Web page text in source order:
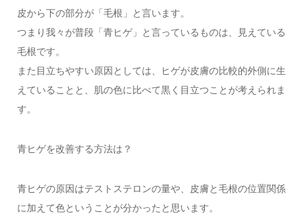
皮から下の部分が「毛根」と言います。
つまり我々が普段「青ヒゲ」と言っているものは、見えている
毛根です。
また目立ちやすい原因としては、ヒゲが皮膚の比較的外側に生
えていることと、肌の色に比べて黒く目立つことが考えられま
す。
青ヒゲを改善する方法は？
青ヒゲの原因はテストステロンの量や、皮膚と毛根の位置関係
に加えて色ということが分かったと思います。